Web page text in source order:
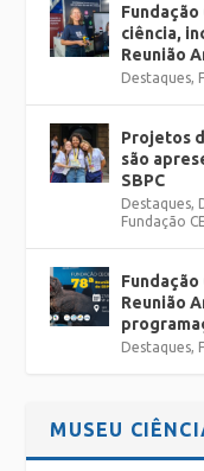
ciência,
Reunião
Destaques
Projetos
são
SBPC
Destaques
Fundação
Fundação
Reunião
Destaques
MUSEU